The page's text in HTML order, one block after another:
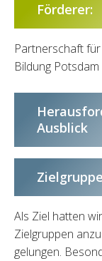
Förderer:
Partnerschaft
Bildung
Ausblick
Als Ziel hatten
Zielgruppen
gelungen.